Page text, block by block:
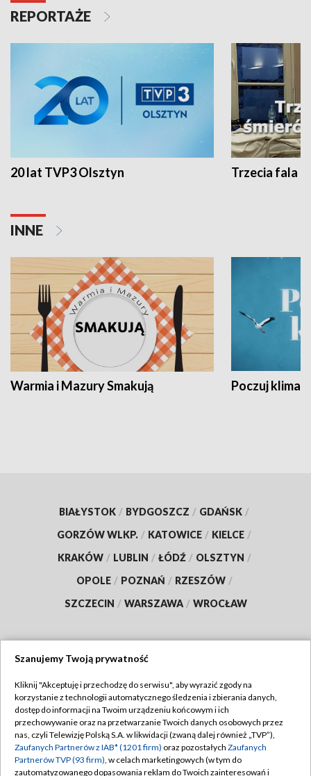
REPORTAŻE
20 lat TVP3 Olsztyn Trzecia fala -
INNE
Warmia i Mazury Smakują Poczuj klimat
BIAŁYSTOK / BYDGOSZCZ / GDAŃSK /
GORZÓW WLKP. / KATOWICE / KIELCE /
KRAKÓW / LUBLIN / ŁÓDŹ / OLSZTYN /
OPOLE / POZNAŃ / RZESZÓW /
SZCZECIN / WARSZAWA / WROCŁAW
TVP
Abonament TVP
Emisja w TVP
Centrum informacji TVP
Regulamin TVP
Polityka prywatności
Moje zgody
Szanujemy Twoją prywatność
Kliknij "Akceptuję i przechodzę do serwisu", aby wyrazić zgody na
korzystanie z technologii automatycznego śledzenia i zbierania danych,
dostęp do informacji na Twoim urządzeniu końcowym i ich
przechowywanie oraz na przetwarzanie Twoich danych osobowych przez
nas, czyli Telewizję Polską S.A. w likwidacji (zwaną dalej również „TVP”),
Zaufanych Partnerów z IAB* (1201 firm) oraz pozostałych Zaufanych
Partnerów TVP (93 firm), w celach marketingowych (w tym do
zautomatyzowanego dopasowania reklam do Twoich zainteresowań i